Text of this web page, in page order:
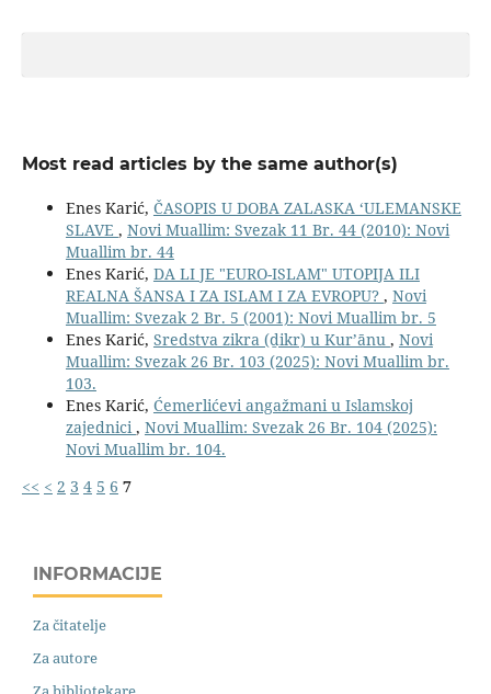
Most read articles by the same author(s)
Enes Karić, ČASOPIS U DOBA ZALASKA ‘ULEMANSKE
SLAVE , Novi Muallim: Svezak 11 Br. 44 (2010): Novi
Muallim br. 44
Enes Karić, DA LI JE "EURO-ISLAM" UTOPIJA ILI
REALNA ŠANSA I ZA ISLAM I ZA EVROPU? , Novi
Muallim: Svezak 2 Br. 5 (2001): Novi Muallim br. 5
Enes Karić, Sredstva zikra (ḏikr) u Kurʼānu , Novi
Muallim: Svezak 26 Br. 103 (2025): Novi Muallim br.
103.
Enes Karić, Ćemerlićevi angažmani u Islamskoj
zajednici, Novi Muallim: Svezak 26 Br. 104 (2025):
Novi Muallim br. 104.
<< < 2 3 4 5 6 7
INFORMACIJE
Za čitatelje
Za autore